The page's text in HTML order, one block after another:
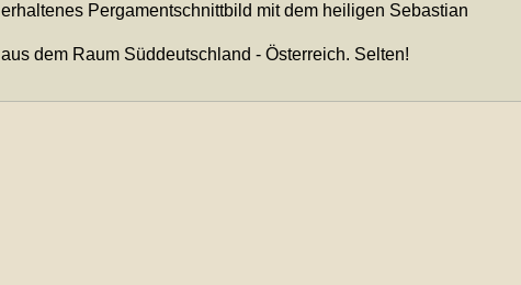
erhaltenes Pergamentschnittbild mit dem heiligen Sebastian
aus dem Raum Süddeutschland - Österreich. Selten!